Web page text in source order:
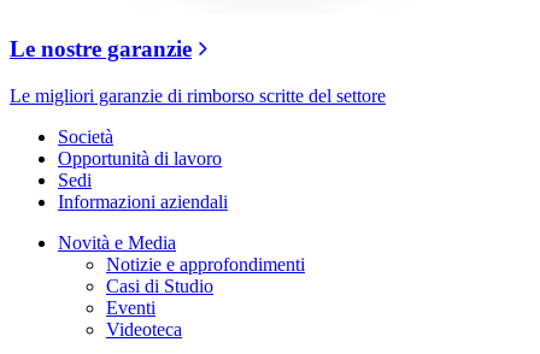
Le nostre garanzie
Le migliori garanzie di rimborso scritte del settore
Società
Opportunità di lavoro
Sedi
Informazioni aziendali
Novità e Media
Notizie e approfondimenti
Casi di Studio
Eventi
Videoteca